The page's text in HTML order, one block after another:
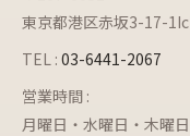
東京都港区赤坂3-17-
TEL : 03-6441-2067
営業時間 :
月曜日・水曜日・木曜